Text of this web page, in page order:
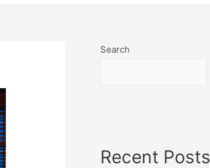
Search
Recent Posts